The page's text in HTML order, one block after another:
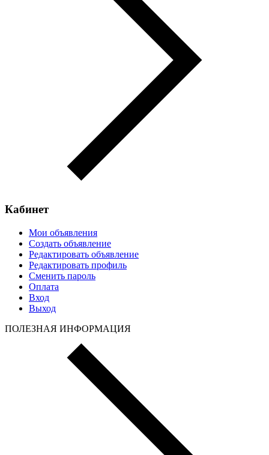
Кабинет
Мои объявления
Создать объявление
Редактировать объявление
Редактировать профиль
Сменить пароль
Оплата
Вход
Выход
ПОЛЕЗНАЯ ИНФОРМАЦИЯ